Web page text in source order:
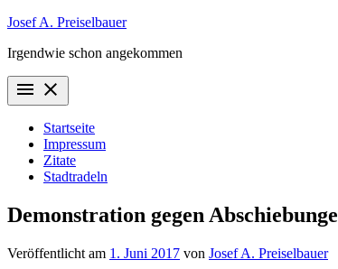
Zum
springen
Josef A. Preiselbauer
Irgendwie schon angekommen
menu close
Startseite
Impressum
Zitate
Stadtradeln
Demonstration gegen
Veröffentlicht am 1. Juni 2017 von Josef A. Preiselbauer